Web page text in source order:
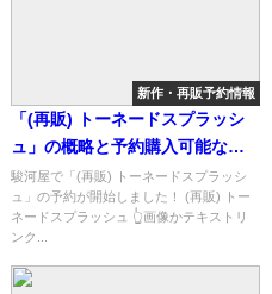
新作・再販予約情報
「(再販) トーネードスプラッシ
ュ」の概略と予約購入可能なシ
ョップ紹介！
駿河屋で「(再販) トーネードスプラッシ
ュ」の予約が開始しました！ (再販) トー
ネードスプラッシュ 👆画像かテキストリ
ンク...